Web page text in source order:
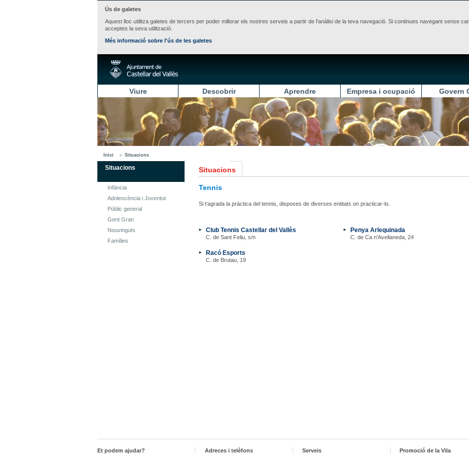
Ús de galetes
Aquest lloc utilitza galetes de tercers per poder millorar els nostres serveis a partir de l'anàlisi de la teva navegació. Si continues navegant sense
acceptes la seva utilització.
Més informació sobre l'ús de les galetes
Viure Descobrir Aprendre Empresa i ocupació Govern
Inici Situacions
Situacions
Infància
Adolescència i Joventut
Públic general
Gent Gran
Nouvinguts
Famílies
Situacions
Tennis
Si t'agrada la pràctica del tennis, disposes de diverses entitats on practicar-lo.
Club Tennis Castellar del Vallès
C. de Sant Feliu, s/n
Penya Arlequinada
C. de Ca n'Avellaneda, 24
Racó Esports
C. de Brutau, 19
Et podem ajudar? Adreces i telèfons Serveis Promoció de la Vila